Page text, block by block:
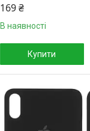
169 ₴
В наявності
Купити